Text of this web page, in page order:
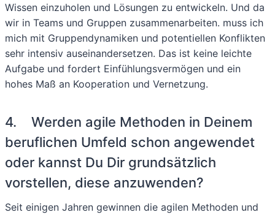
Wissen einzuholen und Lösungen zu entwickeln. Und da
wir in Teams und Gruppen zusammenarbeiten. muss ich
mich mit Gruppendynamiken und potentiellen Konflikten
sehr intensiv auseinandersetzen. Das ist keine leichte
Aufgabe und fordert Einfühlungsvermögen und ein
hohes Maß an Kooperation und Vernetzung.
4. Werden agile Methoden in Deinem
beruflichen Umfeld schon angewendet
oder kannst Du Dir grundsätzlich
vorstellen, diese anzuwenden?
Seit einigen Jahren gewinnen die agilen Methoden und